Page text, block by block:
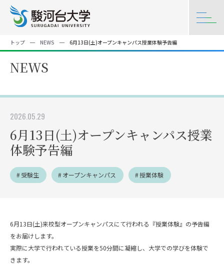
トップ NEWS 6月13日(土)オープンキャンパス授業体験予告編
NEWS
2026.05.29
6月13日(土)オープンキャンパス授業
体験予告編
受験生 オープンキャンパス 授業体験
6月13日(土)来校型オープンキャンパスにて行われる『授業体験』の予告編
をお届けします。
実際に大学で行われている授業を50分間に凝縮し、大学での学びを体験で
きます。